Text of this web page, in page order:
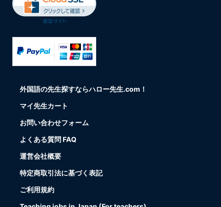
外国語の先生探すならハロー先生.com！
マイ先生カート
お問い合わせフォーム
よくある質問 FAQ
運営会社概要
特定商取引法に基づく表記
ご利用規約